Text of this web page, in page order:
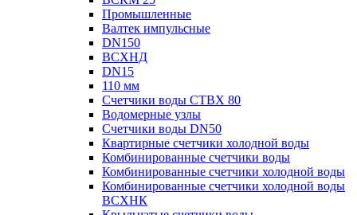
Промышленные
Валтек импульсные
DN150
ВСХНД
DN15
110 мм
Счетчики воды СТВХ 80
Водомерные узлы
Счетчики воды DN50
Квартирные счетчики холодной воды
Комбинированные счетчики воды
Комбинированные счетчики холодной воды
Комбинированные счетчики холодной воды
ВСХНК